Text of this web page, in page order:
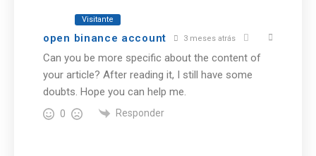
Visitante
open binance account 3 meses atrás
Can you be more specific about the content of
your article? After reading it, I still have some
doubts. Hope you can help me.
0 Responder